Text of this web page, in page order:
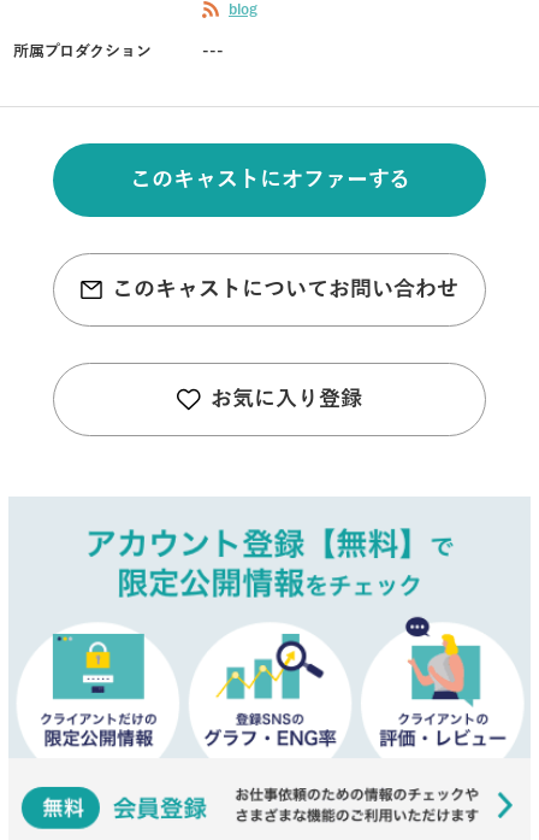
blog
所属プロダクション ---
このキャストにオファーする
このキャストについてお問い合わせ
お気に入り登録